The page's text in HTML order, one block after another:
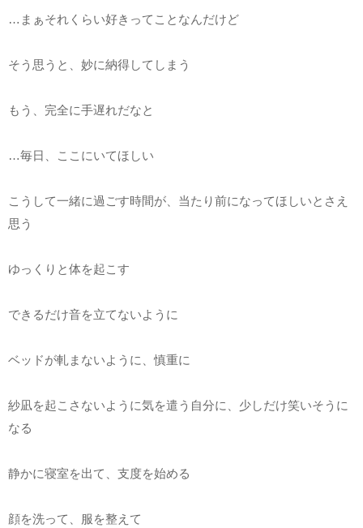
…まぁそれくらい好きってことなんだけど
そう思うと、妙に納得してしまう
もう、完全に手遅れだなと
…毎日、ここにいてほしい
こうして一緒に過ごす時間が、当たり前になってほしいとさえ
思う
ゆっくりと体を起こす
できるだけ音を立てないように
ベッドが軋まないように、慎重に
紗凪を起こさないように気を遣う自分に、少しだけ笑いそうに
なる
静かに寝室を出て、支度を始める
顔を洗って、服を整えて